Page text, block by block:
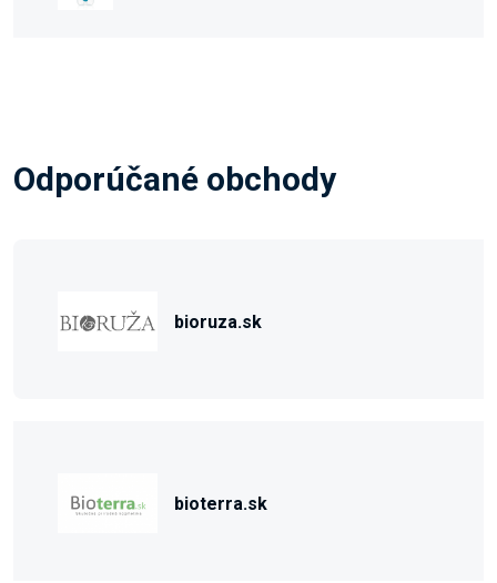
Odporúčané obchody
bioruza.sk
bioterra.sk